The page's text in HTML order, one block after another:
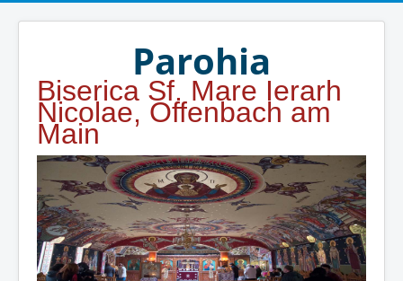
Parohia
Biserica Sf. Mare Ierarh
Nicolae, Offenbach am
Main